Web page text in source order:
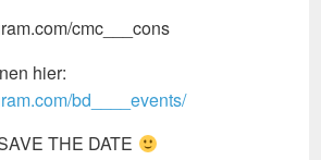
cmc___cons
hier:
bd____events/
THE DATE